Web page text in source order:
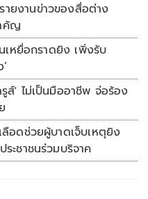
ายงานข่าวของสื่อต่าง
คัญ
นเหยื่อกราดยิง เพิ่งรับ
' ไม่เป็นมืออาชีพ จ่อร้อง
อดช่วยผู้บาดเจ็บเหตุยิง
ะชาชนร่วมบริจาค